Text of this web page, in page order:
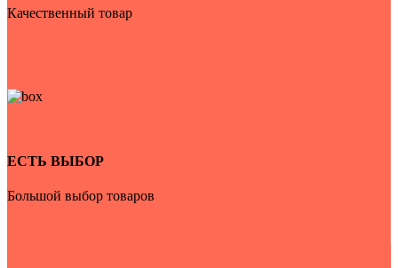
Качественный товар
ЕСТЬ ВЫБОР
Большой выбор товаров